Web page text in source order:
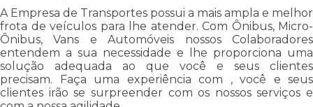
A Empresa de Transportes possui a mais ampla e melhor
frota de veículos para lhe atender. Com Ônibus, Micro-
Ônibus, Vans e Automóveis nossos Colaboradores
entendem a sua necessidade e lhe proporciona uma
solução adequada ao que você e seus clientes
precisam. Faça uma experiência com , você e seus
clientes irão se surpreender com os nossos serviços e